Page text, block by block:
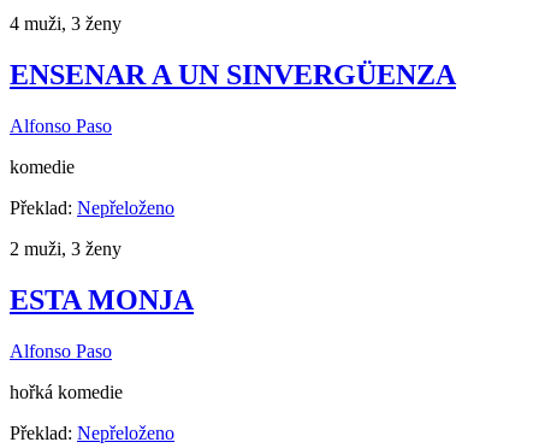
4 muži, 3 ženy
ENSENAR A UN SINVERGÜENZA
Alfonso Paso
komedie
Překlad: Nepřeloženo
2 muži, 3 ženy
ESTA MONJA
Alfonso Paso
hořká komedie
Překlad: Nepřeloženo